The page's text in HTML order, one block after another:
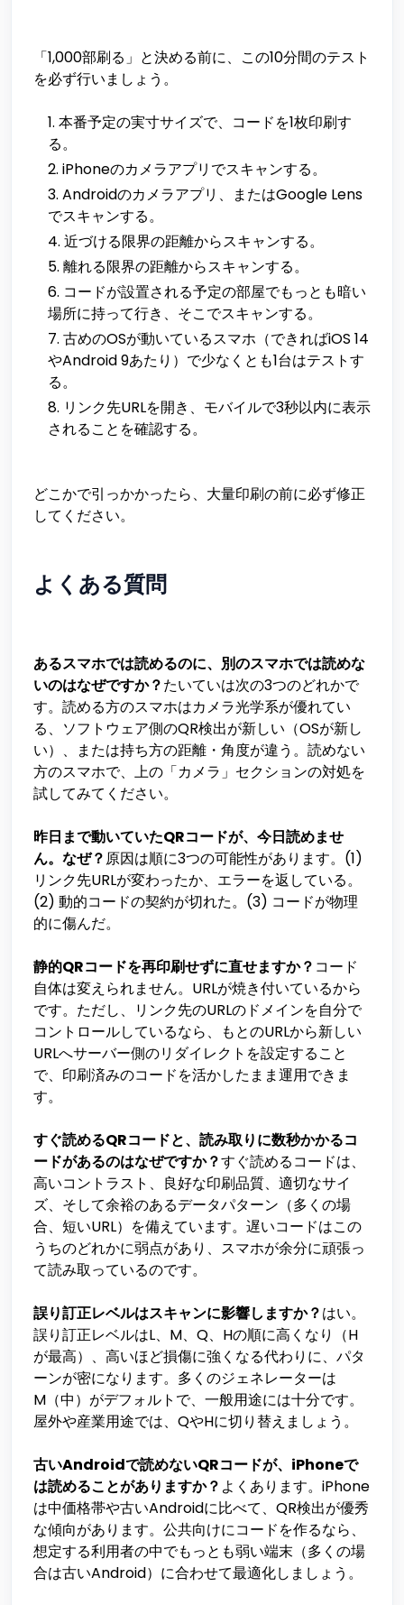
「1,000部刷る」と決める前に、この10分間のテスト
を必ず行いましょう。
本番予定の実寸サイズで、コードを1枚印刷す
る。
iPhoneのカメラアプリでスキャンする。
Androidのカメラアプリ、またはGoogle Lens
でスキャンする。
近づける限界の距離からスキャンする。
離れる限界の距離からスキャンする。
コードが設置される予定の部屋でもっとも暗い
場所に持って行き、そこでスキャンする。
古めのOSが動いているスマホ（できればiOS 14
やAndroid 9あたり）で少なくとも1台はテストす
る。
リンク先URLを開き、モバイルで3秒以内に表示
されることを確認する。
どこかで引っかかったら、大量印刷の前に必ず修正
してください。
よくある質問
あるスマホでは読めるのに、別のスマホでは読めな
いのはなぜですか？たいていは次の3つのどれかで
す。読める方のスマホはカメラ光学系が優れてい
る、ソフトウェア側のQR検出が新しい（OSが新し
い）、または持ち方の距離・角度が違う。読めない
方のスマホで、上の「カメラ」セクションの対処を
試してみてください。
昨日まで動いていたQRコードが、今日読めませ
ん。なぜ？原因は順に3つの可能性があります。(1)
リンク先URLが変わったか、エラーを返している。
(2) 動的コードの契約が切れた。(3) コードが物理
的に傷んだ。
静的QRコードを再印刷せずに直せますか？ コード
自体は変えられません。URLが焼き付いているから
です。ただし、リンク先のURLのドメインを自分で
コントロールしているなら、もとのURLから新しい
URLへサーバー側のリダイレクトを設定すること
で、印刷済みのコードを活かしたまま運用できま
す。
すぐ読めるQRコードと、読み取りに数秒かかるコ
ードがあるのはなぜですか？すぐ読めるコードは、
高いコントラスト、良好な印刷品質、適切なサイ
ズ、そして余裕のあるデータパターン（多くの場
合、短いURL）を備えています。遅いコードはこの
うちのどれかに弱点があり、スマホが余分に頑張っ
て読み取っているのです。
誤り訂正レベルはスキャンに影響しますか？はい。
誤り訂正レベルはL、M、Q、Hの順に高くなり（H
が最高）、高いほど損傷に強くなる代わりに、パタ
ーンが密になります。多くのジェネレーターは
M（中）がデフォルトで、一般用途には十分です。
屋外や産業用途では、QやHに切り替えましょう。
古いAndroidで読めないQRコードが、iPhoneで
は読めることがありますか？ よくあります。iPhone
は中価格帯や古いAndroidに比べて、QR検出が優秀
な傾向があります。公共向けにコードを作るなら、
想定する利用者の中でもっとも弱い端末（多くの場
合は古いAndroid）に合わせて最適化しましょう。